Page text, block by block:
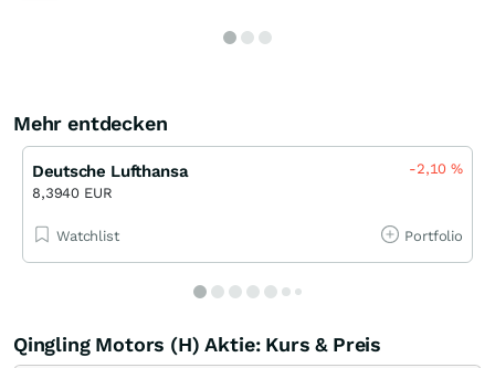
Mehr entdecken
Deutsche Lufthansa
8,3940 EUR
-2,10%
Watchlist Portfolio
Qingling Motors (H) Aktie: Kurs & Preis